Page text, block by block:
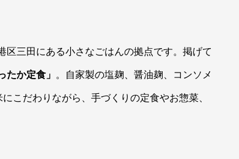
区三田にある小さなごはんの拠点です。掲げて
たか定食」 。自家製の塩麹、醤油麹、コンソメ
こだわりながら、手づくりの定食やお惣菜、